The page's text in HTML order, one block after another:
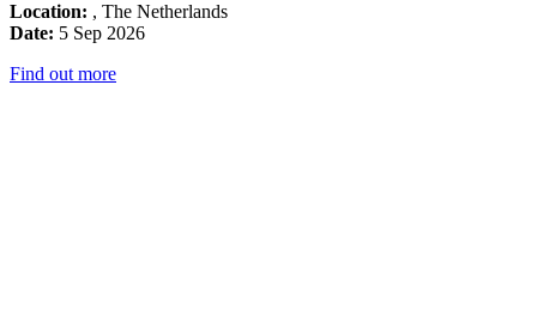
Location: , The Netherlands
Date: 5 Sep 2026
Find out more